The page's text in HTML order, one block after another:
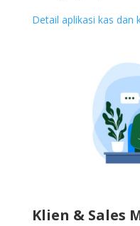
Detail aplikasi kas dan
Klien & Sales